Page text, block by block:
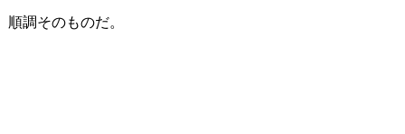
順調そのものだ。